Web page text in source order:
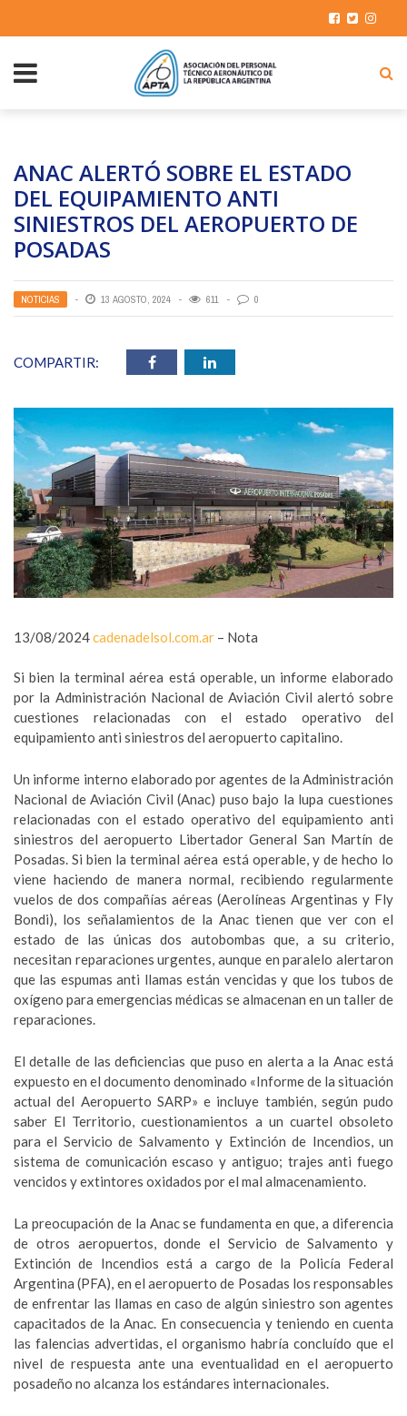
ANAC ALERTÓ SOBRE EL ESTADO
DEL EQUIPAMIENTO ANTI
SINIESTROS DEL AEROPUERTO DE
POSADAS
NOTICIAS 13 AGOSTO, 2024 611 0
COMPARTIR:
13/08/2024cadenadelsol.com.ar – Nota
Si bien la terminal aérea está operable, un informe elaborado
por la Administración Nacional de Aviación Civil alertó sobre
cuestiones relacionadas con el estado operativo del
equipamiento anti siniestros del aeropuerto capitalino.
Un informe interno elaborado por agentes de la Administración
Nacional de Aviación Civil (Anac) puso bajo la lupa cuestiones
relacionadas con el estado operativo del equipamiento anti
siniestros del aeropuerto Libertador General San Martín de
Posadas. Si bien la terminal aérea está operable, y de hecho lo
viene haciendo de manera normal, recibiendo regularmente
vuelos de dos compañías aéreas (Aerolíneas Argentinas y Fly
Bondi), los señalamientos de la Anac tienen que ver con el
estado de las únicas dos autobombas que, a su criterio,
necesitan reparaciones urgentes, aunque en paralelo alertaron
que las espumas anti llamas están vencidas y que los tubos de
oxígeno para emergencias médicas se almacenan en un taller de
reparaciones.
El detalle de las deficiencias que puso en alerta a la Anac está
expuesto en el documento denominado «Informe de la situación
actual del Aeropuerto SARP» e incluye también, según pudo
saber El Territorio, cuestionamientos a un cuartel obsoleto
para el Servicio de Salvamento y Extinción de Incendios, un
sistema de comunicación escaso y antiguo; trajes anti fuego
vencidos y extintores oxidados por el mal almacenamiento.
La preocupación de la Anac se fundamenta en que, a diferencia
de otros aeropuertos, donde el Servicio de Salvamento y
Extinción de Incendios está a cargo de la Policía Federal
Argentina (PFA), en el aeropuerto de Posadas los responsables
de enfrentar las llamas en caso de algún siniestro son agentes
capacitados de la Anac. En consecuencia y teniendo en cuenta
las falencias advertidas, el organismo habría concluído que el
nivel de respuesta ante una eventualidad en el aeropuerto
posadeño no alcanza los estándares internacionales.